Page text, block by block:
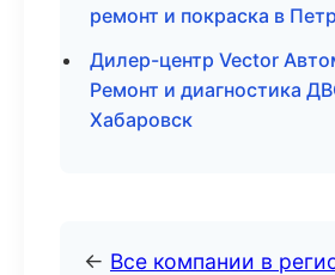
ремонт и покраска в
Дилер-центр Vector
Ремонт и диагностика
Хабаровск
← Все компании в